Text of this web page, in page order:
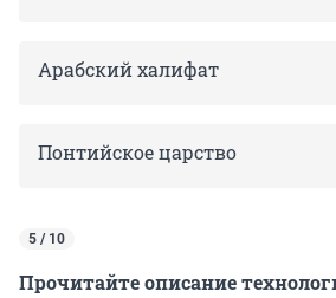
Арабский халифат
Понтийское царство
5 / 10
Прочитайте описание